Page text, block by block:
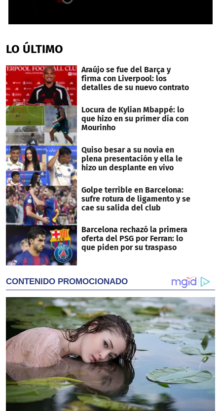
of
2
11
seconds
LO ÚLTIMO
Araújo se fue del Barça y
firma con Liverpool: los
detalles de su nuevo contrato
Locura de Kylian Mbappé: lo
que hizo en su primer día con
Mourinho
Quiso besar a su novia en
plena presentación y ella le
hizo un desplante en vivo
Golpe terrible en Barcelona:
sufre rotura de ligamento y se
cae su salida del club
Barcelona rechazó la primera
oferta del PSG por Ferran: lo
que piden por su traspaso